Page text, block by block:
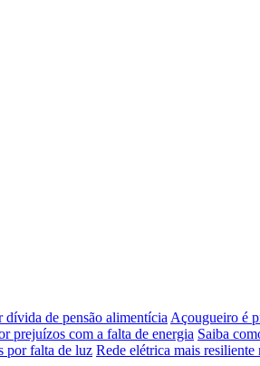
de pensão alimentícia Açougueiro é
prejuízos com a falta de energia Saiba
por falta de luz Rede elétrica mais